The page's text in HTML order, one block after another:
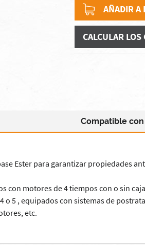
AÑADIR A
CALCULAR
Compatible con
Ester para garantizar propiedades
motores de 4 tiempos con o sin
5 , equipados con sistemas de
etc.